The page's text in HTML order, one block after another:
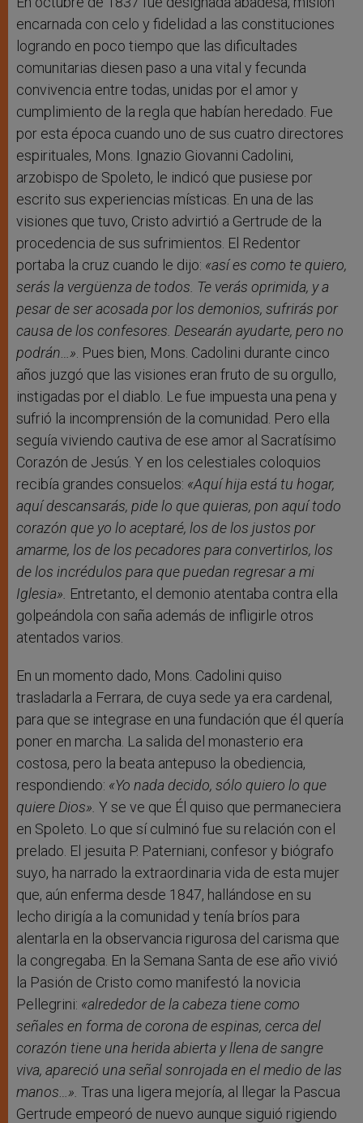
encarnada con celo y fidelidad a las constituciones
logrando en poco tiempo que las dificultades
comunitarias diesen paso a una vital y fecunda
convivencia entre todas, unidas por el amor y
cumplimiento de la regla que habían heredado. Fue
por esta época cuando uno de sus cuatro directores
espirituales, Mons. Ignazio Giovanni Cadolini,
arzobispo de Spoleto, le indicó que pusiese por
escrito sus experiencias místicas. En una de las
visiones que tuvo, Cristo advirtió a Gertrude de la
procedencia de sus sufrimientos. El Redentor
portaba la cruz cuando le dijo: «así es como te quiero,
serás la vergüenza de todos. Te verás oprimida, y a
pesar de ser acosada por los demonios, sufrirás por
causa de los confesores. Desearán ayudarte, pero no
podrán…» . Pues bien, Mons. Cadolini durante cinco
años juzgó que las visiones eran fruto de su orgullo,
instigadas por el diablo. Le fue impuesta una pena y
sufrió la incomprensión de la comunidad. Pero ella
seguía viviendo cautiva de ese amor al Sacratísimo
Corazón de Jesús. Y en los celestiales coloquios
recibía grandes consuelos: «Aquí hija está tu hogar,
aquí descansarás, pide lo que quieras, pon aquí todo
corazón que yo lo aceptaré, los de los justos por
amarme, los de los pecadores para convertirlos, los
de los incrédulos para que puedan regresar a mi
Iglesia». Entretanto, el demonio atentaba contra ella
golpeándola con saña además de infligirle otros
atentados varios.
En un momento dado, Mons. Cadolini quiso
trasladarla a Ferrara, de cuya sede ya era cardenal,
para que se integrase en una fundación que él quería
poner en marcha. La salida del monasterio era
costosa, pero la beata antepuso la obediencia,
respondiendo: «Yo nada decido, sólo quiero lo que
quiere Dios». Y se ve que Él quiso que permaneciera
en Spoleto. Lo que sí culminó fue su relación con el
prelado. El jesuita P. Paterniani, confesor y biógrafo
suyo, ha narrado la extraordinaria vida de esta mujer
que, aún enferma desde 1847, hallándose en su
lecho dirigía a la comunidad y tenía bríos para
alentarla en la observancia rigurosa del carisma que
la congregaba. En la Semana Santa de ese año vivió
la Pasión de Cristo como manifestó la novicia
Pellegrini: «alrededor de la cabeza tiene como
señales en forma de corona de espinas, cerca del
corazón tiene una herida abierta y llena de sangre
viva, apareció una señal sonrojada en el medio de las
manos…». Tras una ligera mejoría, al llegar la Pascua
Gertrude empeoró de nuevo aunque siguió rigiendo